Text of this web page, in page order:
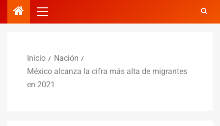
Inicio
Nación
México alcanza la cifra más alta de migrantes
en 2021